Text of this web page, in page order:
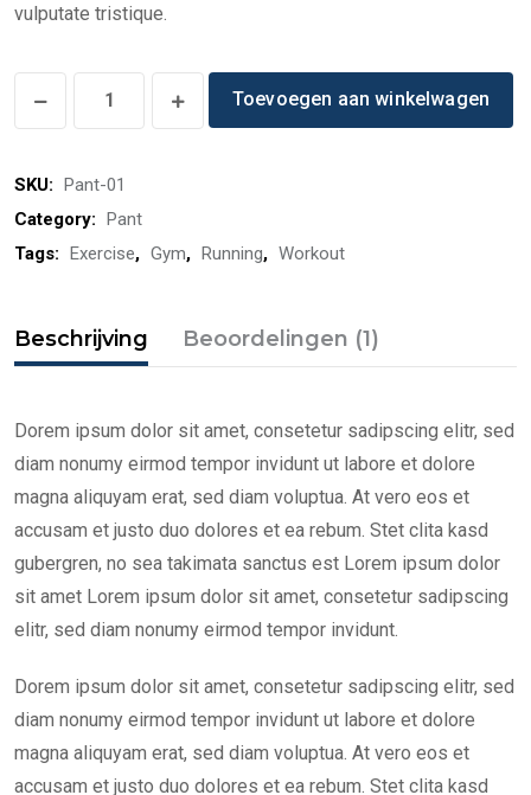
vulputate tristique.
Toevoegen aan winkelwagen
SKU: Pant-01
Category: Pant
Tags: Exercise, Gym, Running, Workout
Beschrijving Beoordelingen (1)
Dorem ipsum dolor sit amet, consetetur sadipscing elitr, sed
diam nonumy eirmod tempor invidunt ut labore et dolore
magna aliquyam erat, sed diam voluptua. At vero eos et
accusam et justo duo dolores et ea rebum. Stet clita kasd
gubergren, no sea takimata sanctus est Lorem ipsum dolor
sit amet Lorem ipsum dolor sit amet, consetetur sadipscing
elitr, sed diam nonumy eirmod tempor invidunt.
Dorem ipsum dolor sit amet, consetetur sadipscing elitr, sed
diam nonumy eirmod tempor invidunt ut labore et dolore
magna aliquyam erat, sed diam voluptua. At vero eos et
accusam et justo duo dolores et ea rebum. Stet clita kasd